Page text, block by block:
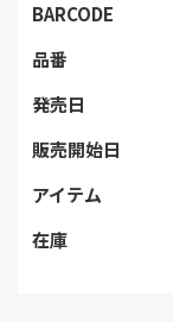
BARCODE
品番
発売日
販売開始日
アイテム
在庫